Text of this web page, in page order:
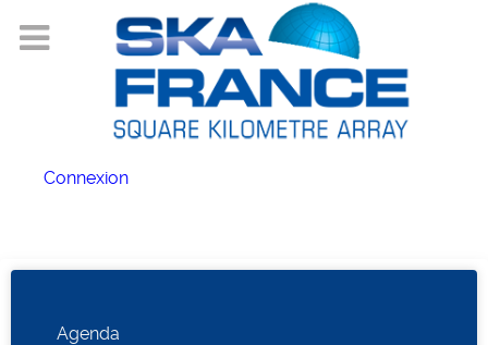
Connexion
Agenda